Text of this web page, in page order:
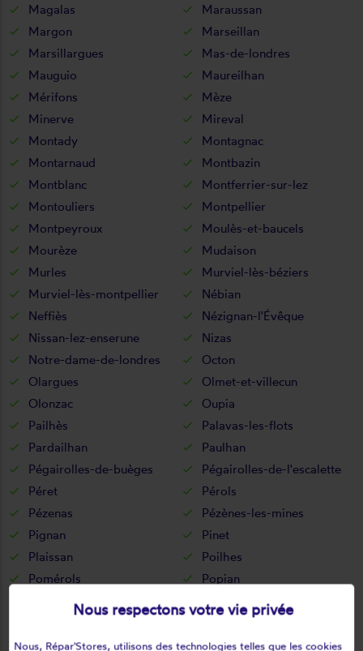
Magalas
Maraussan
Margon
Marseillan
Marsillargues
Mas-de-londres
Mauguio
Maureilhan
Mérifons
Mèze
Minerve
Mireval
Montady
Montagnac
Montarnaud
Montbazin
Montblanc
Montferrier-sur-lez
Montouliers
Montpellier
Montpeyroux
Moulès-et-baucels
Mourèze
Mudaison
Murles
Murviel-lès-béziers
Murviel-lès-montpellier
Nébian
Neffiès
Nézignan-l'Évêque
Nissan-lez-enserune
Nizas
Notre-dame-de-londres
Octon
Olargues
Olmet-et-villecun
Olonzac
Oupia
Pailhès
Palavas-les-flots
Pardailhan
Paulhan
Pégairolles-de-buèges
Pégairolles-de-l'escalette
Péret
Pérols
Pézenas
Pézènes-les-mines
Pignan
Pinet
Plaissan
Poilhes
Pomérols
Popian
Portiragnes
Poujols
Pouzolles
Pouzols
Prades-le-lez
Nous respectons votre vie privée
Nous, Répar'Stores, utilisons des technologies telles que les cookies